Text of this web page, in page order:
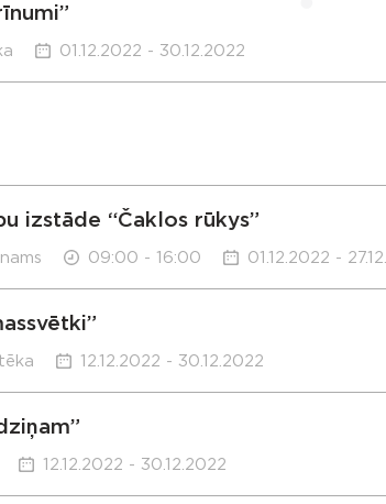
01.12.2022 - 30.12.2022
izstāde “Čaklos rūkys”
09:00 - 16:00 01.12.2022 -
12.12.2022 - 30.12.2022
12.12.2022 - 30.12.2022